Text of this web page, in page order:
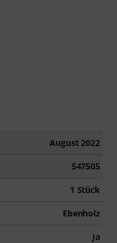
August 2022
547505
1 Stück
Ebenholz
Ja